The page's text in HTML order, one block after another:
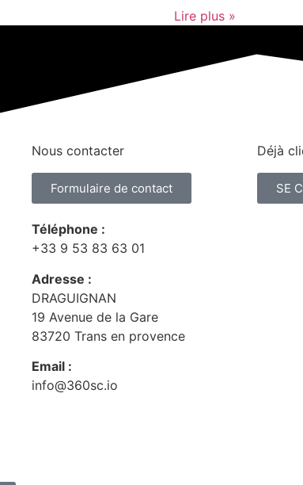
Lire plus »
Nous contacter
Formulaire de contact
Téléphone :
+33 9 53 83 63 01
Adresse :
DRAGUIGNAN
19 Avenue de la Gare
83720 Trans en provence
Email :
info@360sc.io
Déjà
SE